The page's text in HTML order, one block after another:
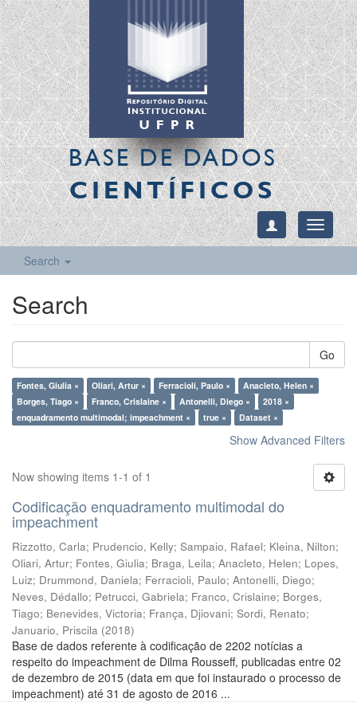
BASE DE DADOS
CIENTÍFICOS
Toggle
Search
Search
Go
Fontes, Giulia × Oliari, Artur × Ferracioli, Paulo ×
Anacleto, Helen ×
Borges, Tiago ×
Franco, Crislaine × Antonelli, Diego ×
2018 ×
enquadramento multimodal; impeachment ×
true × Dataset ×
Show Advanced Filters
Now showing items 1-1 of 1
Codificação enquadramento multimodal do
impeachment
Rizzotto, Carla; Prudencio, Kelly; Sampaio, Rafael; Kleina, Nilton;
Oliari, Artur; Fontes, Giulia; Braga, Leila; Anacleto, Helen; Lopes,
Luiz; Drummond, Daniela; Ferracioli, Paulo; Antonelli, Diego;
Neves, Dédallo; Petrucci, Gabriela; Franco, Crislaine; Borges,
Tiago; Benevides, Victoria; França, Djiovani; Sordi, Renato;
Januario, Priscila (2018)
Base de dados referente à codificação de 2202 notícias a
respeito do impeachment de Dilma Rousseff, publicadas entre 02
de dezembro de 2015 (data em que foi instaurado o processo de
impeachment) até 31 de agosto de 2016 ...